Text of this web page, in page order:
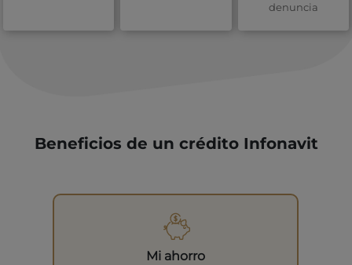
denuncia
Beneficios de un crédito Infonavit
Mi ahorro